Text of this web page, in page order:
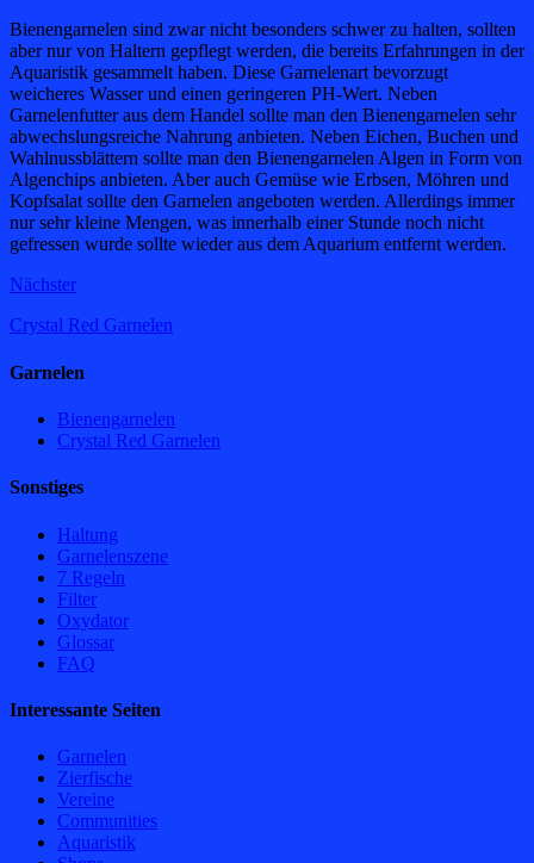
Bienengarnelen sind zwar nicht besonders schwer zu halten, sollten
aber nur von Haltern gepflegt werden, die bereits Erfahrungen in der
Aquaristik gesammelt haben. Diese Garnelenart bevorzugt
weicheres Wasser und einen geringeren PH-Wert. Neben
Garnelenfutter aus dem Handel sollte man den Bienengarnelen sehr
abwechslungsreiche Nahrung anbieten. Neben Eichen, Buchen und
Wahlnussblättern sollte man den Bienengarnelen Algen in Form von
Algenchips anbieten. Aber auch Gemüse wie Erbsen, Möhren und
Kopfsalat sollte den Garnelen angeboten werden. Allerdings immer
nur sehr kleine Mengen, was innerhalb einer Stunde noch nicht
gefressen wurde sollte wieder aus dem Aquarium entfernt werden.
Nächster
Crystal Red Garnelen
Garnelen
Bienengarnelen
Crystal Red Garnelen
Sonstiges
Haltung
Garnelenszene
7 Regeln
Filter
Oxydator
Glossar
FAQ
Interessante Seiten
Garnelen
Zierfische
Vereine
Communities
Aquaristik